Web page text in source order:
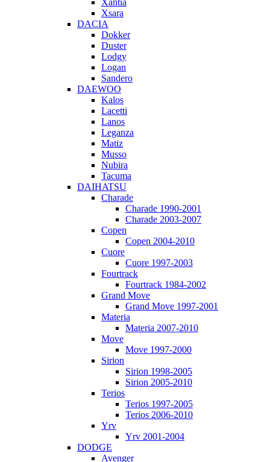
Xsara
DACIA
Dokker
Duster
Lodgy
Logan
Sandero
DAEWOO
Kalos
Lacetti
Lanos
Leganza
Matiz
Musso
Nubira
Tacuma
DAIHATSU
Charade
Charade 1990-2001
Charade 2003-2007
Copen
Copen 2004-2010
Cuore
Cuore 1997-2003
Fourtrack
Fourtrack 1984-2002
Grand Move
Grand Move 1997-2001
Materia
Materia 2007-2010
Move
Move 1997-2000
Sirion
Sirion 1998-2005
Sirion 2005-2010
Terios
Terios 1997-2005
Terios 2006-2010
Yrv
Yrv 2001-2004
DODGE
Avenger